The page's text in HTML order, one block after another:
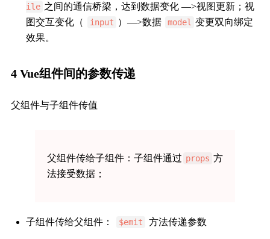
ile 之间的通信桥梁，达到数据变化 —>视图更新；视
图交互变化（
input ）—>数据 model 变更双向绑定
效果。
4 Vue组件间的参数传递
父组件与子组件传值
父组件传给子组件：子组件通过 props 方
法接受数据；
子组件传给父组件： $emit 方法传递参数